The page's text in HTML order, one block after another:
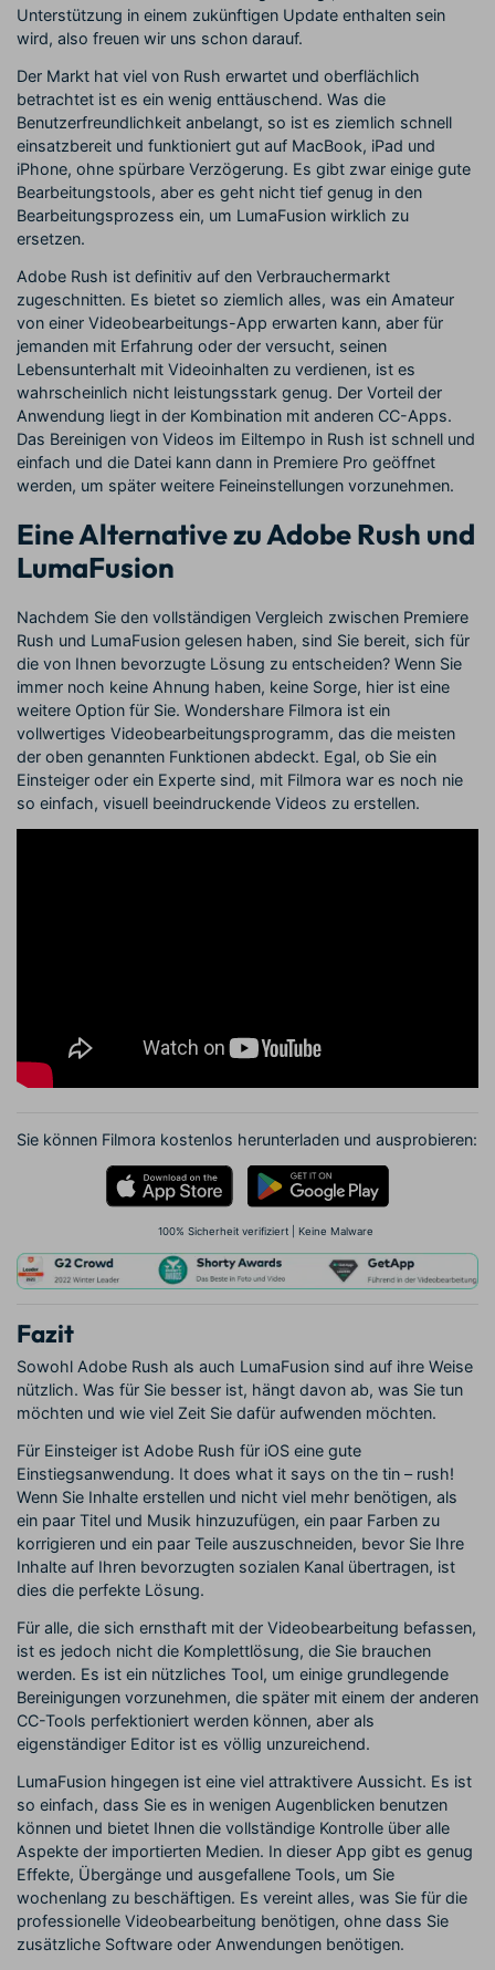
Unterstützung in einem zukünftigen Update enthalten sein
wird, also freuen wir uns schon darauf.
Der Markt hat viel von Rush erwartet und oberflächlich
betrachtet ist es ein wenig enttäuschend. Was die
Benutzerfreundlichkeit anbelangt, so ist es ziemlich schnell
einsatzbereit und funktioniert gut auf MacBook, iPad und
iPhone, ohne spürbare Verzögerung. Es gibt zwar einige gute
Bearbeitungstools, aber es geht nicht tief genug in den
Bearbeitungsprozess ein, um LumaFusion wirklich zu
ersetzen.
Adobe Rush ist definitiv auf den Verbrauchermarkt
zugeschnitten. Es bietet so ziemlich alles, was ein Amateur
von einer Videobearbeitungs-App erwarten kann, aber für
jemanden mit Erfahrung oder der versucht, seinen
Lebensunterhalt mit Videoinhalten zu verdienen, ist es
wahrscheinlich nicht leistungsstark genug. Der Vorteil der
Anwendung liegt in der Kombination mit anderen CC-Apps.
Das Bereinigen von Videos im Eiltempo in Rush ist schnell und
einfach und die Datei kann dann in Premiere Pro geöffnet
werden, um später weitere Feineinstellungen vorzunehmen.
Eine Alternative zu Adobe Rush und
LumaFusion
Nachdem Sie den vollständigen Vergleich zwischen Premiere
Rush und LumaFusion gelesen haben, sind Sie bereit, sich für
die von Ihnen bevorzugte Lösung zu entscheiden? Wenn Sie
immer noch keine Ahnung haben, keine Sorge, hier ist eine
weitere Option für Sie. Wondershare Filmora ist ein
vollwertiges Videobearbeitungsprogramm, das die meisten
der oben genannten Funktionen abdeckt. Egal, ob Sie ein
Einsteiger oder ein Experte sind, mit Filmora war es noch nie
so einfach, visuell beeindruckende Videos zu erstellen.
Sie können Filmora kostenlos herunterladen und ausprobieren:
100% Sicherheit verifiziert | Keine Malware
Fazit
Sowohl Adobe Rush als auch LumaFusion sind auf ihre Weise
nützlich. Was für Sie besser ist, hängt davon ab, was Sie tun
möchten und wie viel Zeit Sie dafür aufwenden möchten.
Für Einsteiger ist Adobe Rush für iOS eine gute
Einstiegsanwendung. It does what it says on the tin – rush!
Wenn Sie Inhalte erstellen und nicht viel mehr benötigen, als
ein paar Titel und Musik hinzuzufügen, ein paar Farben zu
korrigieren und ein paar Teile auszuschneiden, bevor Sie Ihre
Inhalte auf Ihren bevorzugten sozialen Kanal übertragen, ist
dies die perfekte Lösung.
Für alle, die sich ernsthaft mit der Videobearbeitung befassen,
ist es jedoch nicht die Komplettlösung, die Sie brauchen
werden. Es ist ein nützliches Tool, um einige grundlegende
Bereinigungen vorzunehmen, die später mit einem der anderen
CC-Tools perfektioniert werden können, aber als
eigenständiger Editor ist es völlig unzureichend.
LumaFusion hingegen ist eine viel attraktivere Aussicht. Es ist
so einfach, dass Sie es in wenigen Augenblicken benutzen
können und bietet Ihnen die vollständige Kontrolle über alle
Aspekte der importierten Medien. In dieser App gibt es genug
Effekte, Übergänge und ausgefallene Tools, um Sie
wochenlang zu beschäftigen. Es vereint alles, was Sie für die
professionelle Videobearbeitung benötigen, ohne dass Sie
zusätzliche Software oder Anwendungen benötigen.